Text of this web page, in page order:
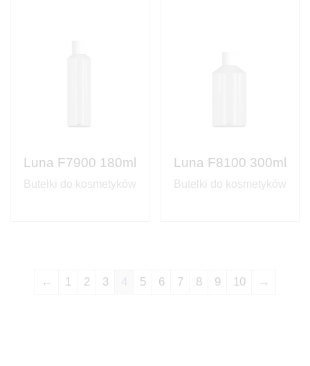
Luna F7900 180ml
Butelki do kosmetyków
Luna F8100 300ml
Butelki do kosmetyków
← 1 2 3 4 5 6 7 8 9 10 →